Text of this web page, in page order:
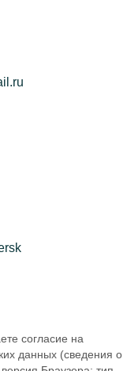
согласие на
данных (сведения о